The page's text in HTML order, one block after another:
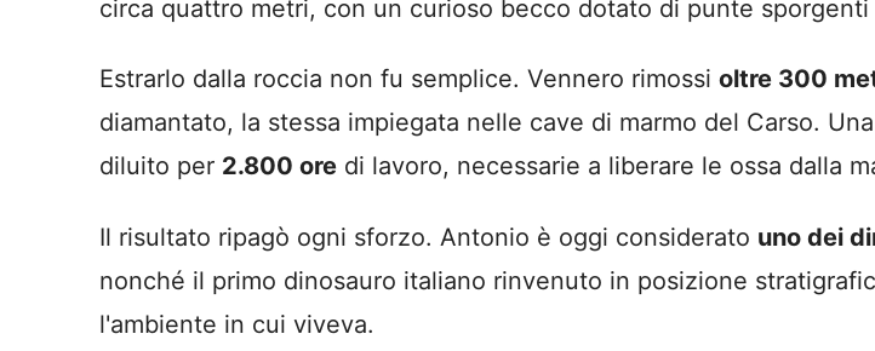
circa quattro metri, con un curioso becco dotato di punte
Estrarlo dalla roccia non fu semplice. Vennero rimossi oltre 300
diamantato, la stessa impiegata nelle cave di marmo del Carso.
diluito per 2.800 ore di lavoro, necessarie a liberare le ossa dalla
Il risultato ripagò ogni sforzo. Antonio è oggi considerato uno dei
nonché il primo dinosauro italiano rinvenuto in posizione
l'ambiente in cui viveva.